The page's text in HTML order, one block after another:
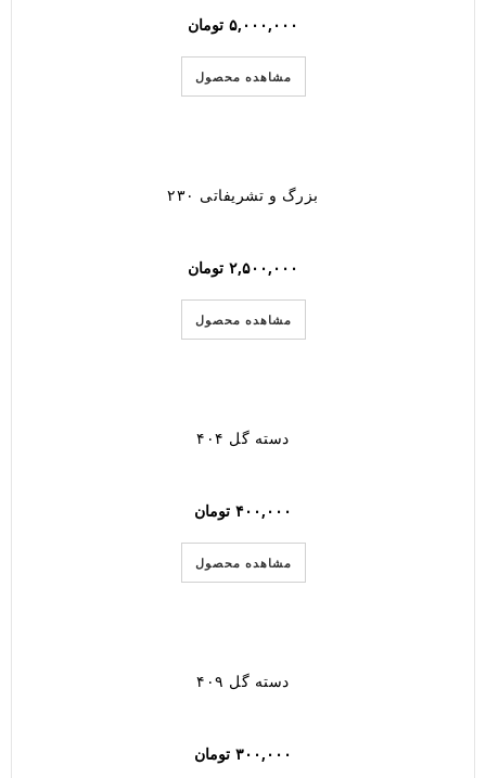
۵,۰۰۰,۰۰۰ تومان
مشاهده محصول
بزرگ و تشریفاتی ۲۳۰
۲,۵۰۰,۰۰۰ تومان
مشاهده محصول
دسته گل ۴۰۴
۴۰۰,۰۰۰ تومان
مشاهده محصول
دسته گل ۴۰۹
۳۰۰,۰۰۰ تومان